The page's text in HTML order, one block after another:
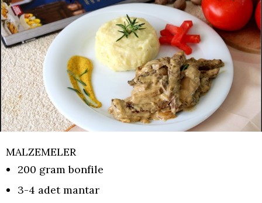
MALZEMELER
200 gram bonfile
3-4 adet mantar